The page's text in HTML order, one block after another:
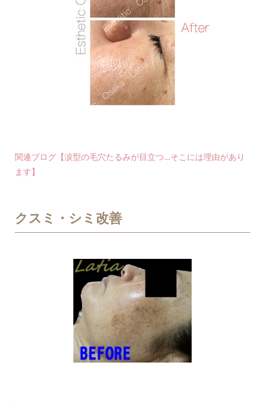
関連ブログ【涙型の毛穴たるみが目立つ…そこには理由があり
ます】
クスミ・シミ改善